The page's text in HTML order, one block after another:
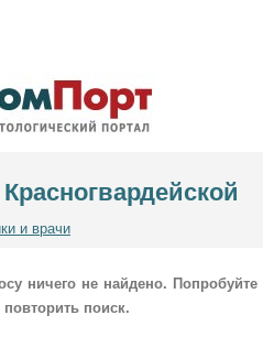
и врачи
ничего не найдено. Попробуйте
поиск.